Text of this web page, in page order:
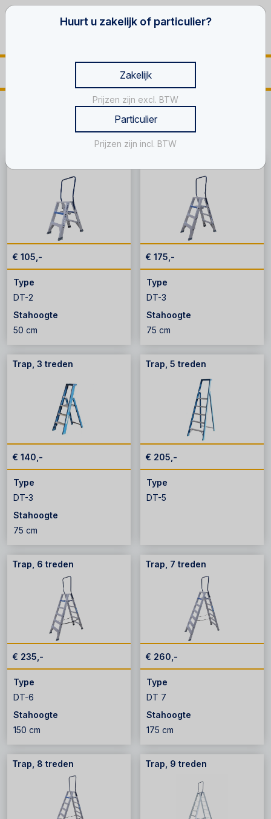
Verkoop Dubbele trappen
Dubbele trappen
€ 105,-
Type
DT-2
Stahoogte
50 cm
€ 175,-
Type
DT-3
Stahoogte
75 cm
Trap, 3 treden
€ 140,-
Type
DT-3
Stahoogte
75 cm
Trap, 5 treden
€ 205,-
Type
DT-5
Trap, 6 treden
€ 235,-
Type
DT-6
Stahoogte
150 cm
Trap, 7 treden
€ 260,-
Type
DT 7
Stahoogte
175 cm
Trap, 8 treden Trap, 9 treden
Huurt u zakelijk of particulier?
Zakelijk
Prijzen zijn excl. BTW
Particulier
Prijzen zijn incl. BTW